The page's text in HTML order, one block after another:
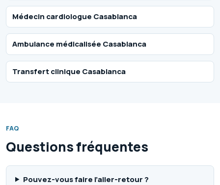
Médecin cardiologue Casablanca
Ambulance médicalisée Casablanca
Transfert clinique Casablanca
FAQ
Questions fréquentes
Pouvez-vous faire l’aller-retour ?